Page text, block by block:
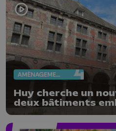
AMÉNAGEMENT DU TERRITOIRE
Huy cherche un
deux bâtiments
Vieux Huy